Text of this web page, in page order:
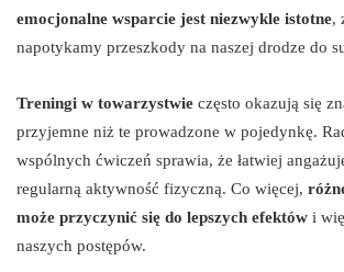
emocjonalne wsparcie jest niezwykle istotne,
napotykamy przeszkody na naszej drodze do
Treningi w towarzystwie często okazują się
przyjemne niż te prowadzone w pojedynkę.
wspólnych ćwiczeń sprawia, że łatwiej
regularną aktywność fizyczną. Co więcej,
może przyczynić się do lepszych efektów i
naszych postępów.